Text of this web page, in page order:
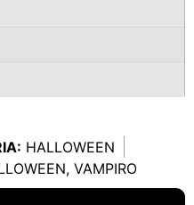
HALLOWEEN
, VAMPIRO